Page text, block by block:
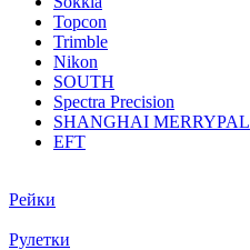
Topcon
Trimble
Nikon
SOUTH
Spectra Precision
SHANGHAI MERRYPAL
EFT
Рейки
Рулетки